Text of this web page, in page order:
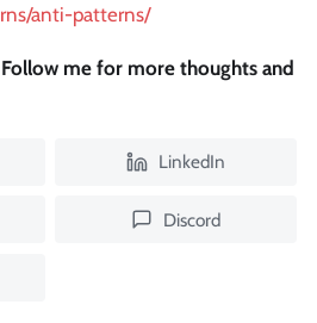
anti-patterns/
me for more thoughts and
LinkedIn
Discord